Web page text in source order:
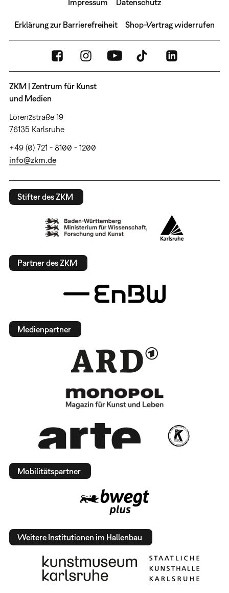
Erklärung zur Barrierefreiheit Shop-Vertrag widerrufen
ZKM | Zentrum für Kunst
und Medien
Lorenzstraße 19
76135 Karlsruhe
+49 (0) 721 - 8100 - 1200
info@zkm.de
Stifter des ZKM
Partner des ZKM
Medienpartner
Mobilitätspartner
Weitere Institutionen im Hallenbau